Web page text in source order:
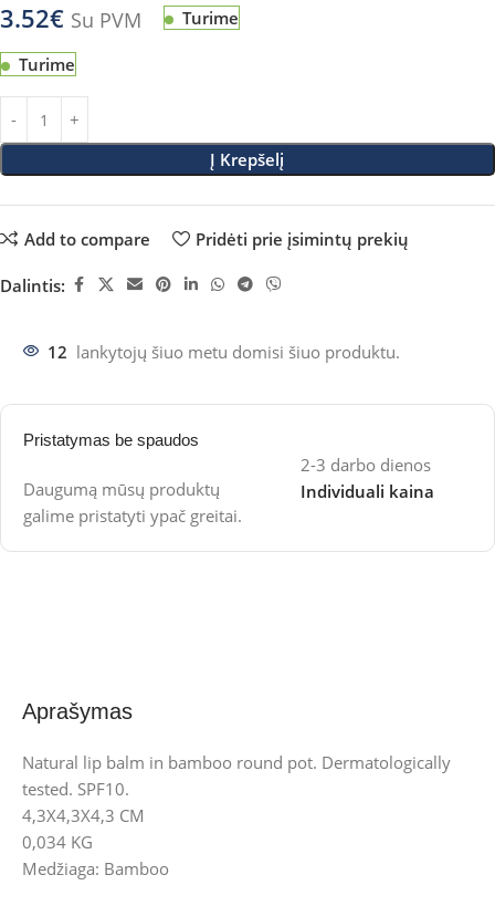
3.52€ Su PVM Turime
Turime
Į Krepšelį
Add to compare Pridėti prie įsimintų prekių
Dalintis:
12 lankytojų šiuo metu domisi šiuo produktu.
Pristatymas be spaudos
Daugumą mūsų produktų
galime pristatyti ypač greitai.
2-3 darbo dienos
Individuali kaina
Aprašymas
Natural lip balm in bamboo round pot. Dermatologically
tested. SPF10.
4,3X4,3X4,3 CM
0,034 KG
Medžiaga: Bamboo